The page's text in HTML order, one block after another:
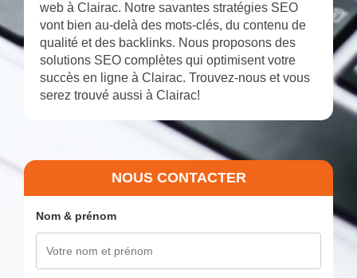
web à Clairac. Notre savantes stratégies SEO
vont bien au-delà des mots-clés, du contenu de
qualité et des backlinks. Nous proposons des
solutions SEO complètes qui optimisent votre
succès en ligne à Clairac. Trouvez-nous et vous
serez trouvé aussi à Clairac!
NOUS CONTACTER
Nom & prénom